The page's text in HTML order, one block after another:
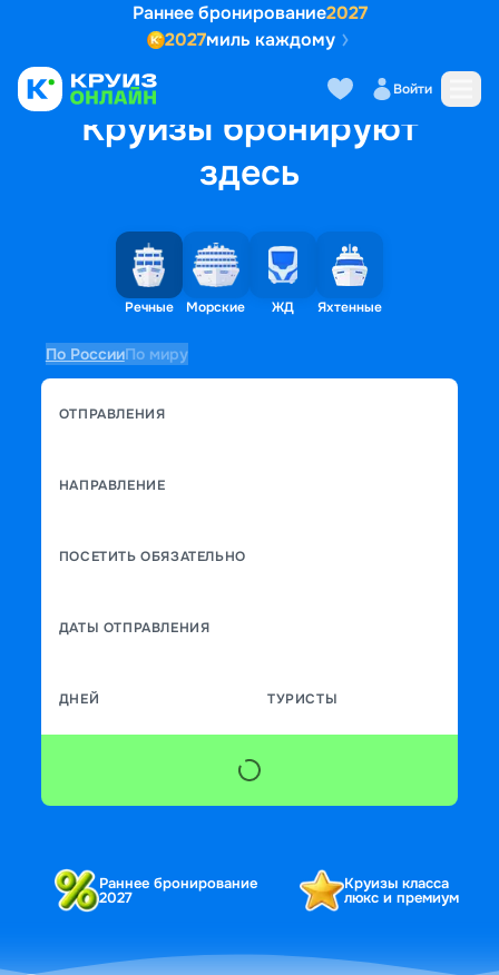
Раннее бронирование2027
2027миль каждому
Войти
Круизы бронируют
здесь
Речные Морские ЖД Яхтенные
По РоссииПо миру
ОТПРАВЛЕНИЯ
НАПРАВЛЕНИЕ
ПОСЕТИТЬ ОБЯЗАТЕЛЬНО
ДАТЫ ОТПРАВЛЕНИЯ
ДНЕЙ ТУРИСТЫ
Раннее бронирование
2027
Круизы класса
люкс и премиум